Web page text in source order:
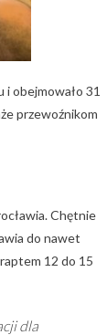
obejmowało 31
przewoźnikom
Chętnie
do nawet
12 do 15
dla